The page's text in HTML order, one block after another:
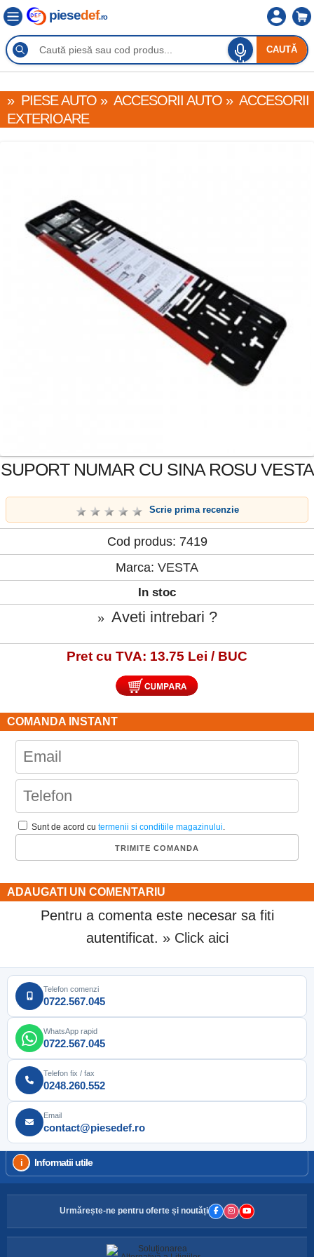
CAUTĂ
piesedef.ro
» PIESE AUTO » ACCESORII AUTO » ACCESORII
EXTERIOARE
SUPORT NUMAR CU SINA ROSU VESTA
Scrie prima recenzie
Cod produs: 7419
Marca: VESTA
In stoc
» Aveti intrebari ?
Pret cu TVA: 13.75 Lei / BUC
COMANDA INSTANT
Sunt de acord cutermenii si conditiile magazinului
ADAUGATI UN COMENTARIU
Pentru a comenta este necesar sa fiti
autentificat. » Click aici
Telefon comenzi
0722.567.045
WhatsApp rapid
0722.567.045
Telefon fix / fax
0248.260.552
Email
contact@piesedef.ro
Informatii utile
Urmărește-ne pentru oferte și noutăți